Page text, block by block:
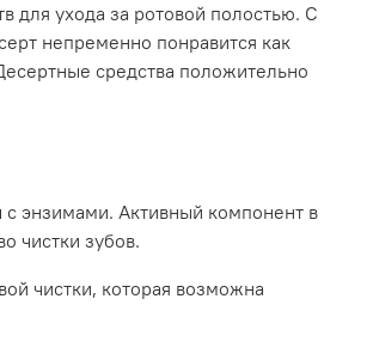
для ухода за ротовой полостью. С
непременно понравится как
средства положительно
энзимами. Активный компонент в
чистки зубов.
чистки, которая возможна